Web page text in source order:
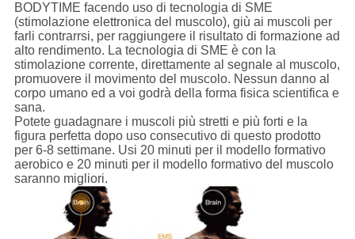
BODYTIME facendo uso di tecnologia di SME
(stimolazione elettronica del muscolo), giù ai muscoli per
farli contrarrsi, per raggiungere il risultato di formazione ad
alto rendimento. La tecnologia di SME è con la
stimolazione corrente, direttamente al segnale al muscolo,
promuovere il movimento del muscolo. Nessun danno al
corpo umano ed a voi godrà della forma fisica scientifica e
sana.
Potete guadagnare i muscoli più stretti e più forti e la
figura perfetta dopo uso consecutivo di questo prodotto
per 6-8 settimane. Usi 20 minuti per il modello formativo
aerobico e 20 minuti per il modello formativo del muscolo
saranno migliori.